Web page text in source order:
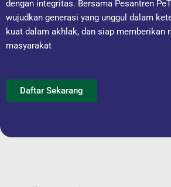
dengan integritas. Bersama Pesantren
wujudkan generasi yang unggul dalam
kuat dalam akhlak, dan siap memberikan
masyarakat
Daftar Sekarang